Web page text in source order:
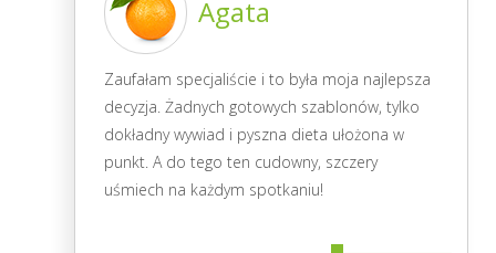
Agata
Zaufałam specjaliście i to była moja najlepsza
decyzja. Żadnych gotowych szablonów, tylko
dokładny wywiad i pyszna dieta ułożona w
punkt. A do tego ten cudowny, szczery
uśmiech na każdym spotkaniu!